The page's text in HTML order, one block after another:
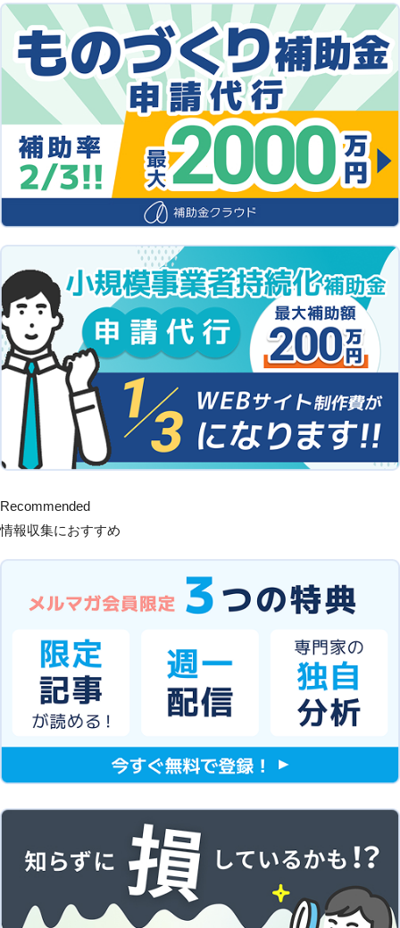
Recommended
情報収集におすすめ